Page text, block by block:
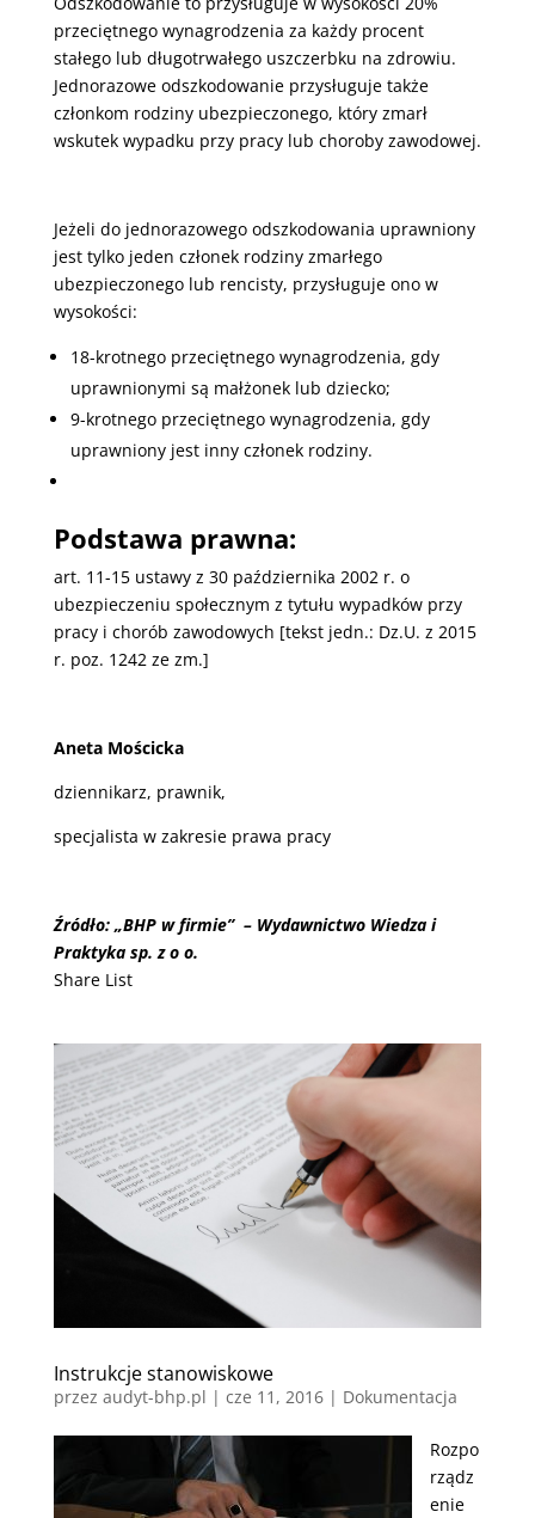
przeciętnego wynagrodzenia za każdy procent
stałego lub długotrwałego uszczerbku na zdrowiu.
Jednorazowe odszkodowanie przysługuje także
członkom rodziny ubezpieczonego, który zmarł
wskutek wypadku przy pracy lub choroby zawodowej.
Jeżeli do jednorazowego odszkodowania uprawniony
jest tylko jeden członek rodziny zmarłego
ubezpieczonego lub rencisty, przysługuje ono w
wysokości:
18-krotnego przeciętnego wynagrodzenia, gdy
uprawnionymi są małżonek lub dziecko;
9-krotnego przeciętnego wynagrodzenia, gdy
uprawniony jest inny członek rodziny.
Podstawa prawna:
art. 11-15 ustawy z 30 października 2002 r. o
ubezpieczeniu społecznym z tytułu wypadków przy
pracy i chorób zawodowych [tekst jedn.: Dz.U. z 2015
r. poz. 1242 ze zm.]
Aneta Mościcka
dziennikarz, prawnik,
specjalista w zakresie prawa pracy
Źródło: „BHP w firmie” – Wydawnictwo Wiedza i
Praktyka sp. z o o.
Share List
Instrukcje stanowiskowe
przez audyt-bhp.pl | cze 11, 2016| Dokumentacja
Rozpo
rządz
enie